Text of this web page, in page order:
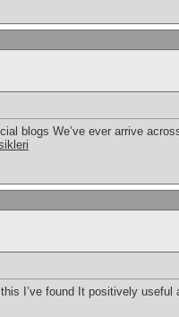
blogs We’ve ever arrive
I’ve found It positively